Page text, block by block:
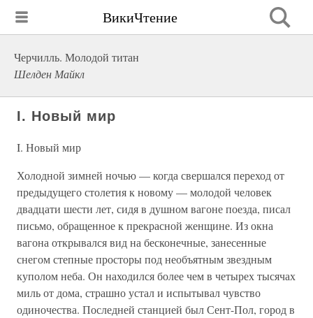
ВикиЧтение
Черчилль. Молодой титан
Шелден Майкл
I. Новый мир
I. Новый мир
Холодной зимней ночью — когда свершался переход от
предыдущего столетия к новому — молодой человек
двадцати шести лет, сидя в душном вагоне поезда, писал
письмо, обращенное к прекрасной женщине. Из окна
вагона открывался вид на бесконечные, занесенные
снегом степные просторы под необъятным звездным
куполом неба. Он находился более чем в четырех тысячах
миль от дома, страшно устал и испытывал чувство
одиночества. Последней станцией был Сент-Пол, город в